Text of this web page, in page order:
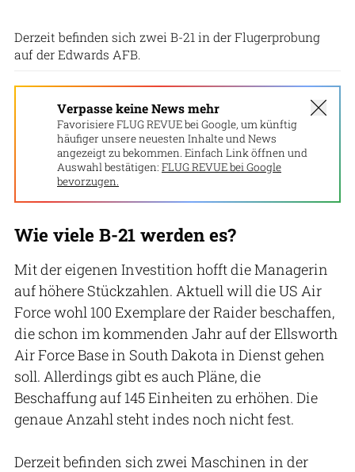
Derzeit befinden sich zwei B-21 in der Flugerprobung
auf der Edwards AFB.
Verpasse keine News mehr
Favorisiere FLUG REVUE bei Google, um künftig
häufiger unsere neuesten Inhalte und News
angezeigt zu bekommen. Einfach Link öffnen und
Auswahl bestätigen: FLUG REVUE bei Google
bevorzugen.
Wie viele B-21 werden es?
Mit der eigenen Investition hofft die Managerin
auf höhere Stückzahlen. Aktuell will die US Air
Force wohl 100 Exemplare der Raider beschaffen,
die schon im kommenden Jahr auf der Ellsworth
Air Force Base in South Dakota in Dienst gehen
soll. Allerdings gibt es auch Pläne, die
Beschaffung auf 145 Einheiten zu erhöhen. Die
genaue Anzahl steht indes noch nicht fest.
Derzeit befinden sich zwei Maschinen in der